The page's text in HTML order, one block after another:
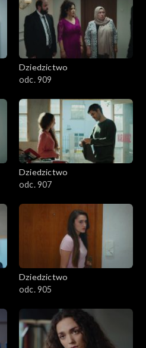
Dziedzictwo
odc. 909
Dziedzictwo
odc. 907
Dziedzictwo
odc. 905